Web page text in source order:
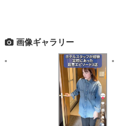
画像ギャラリー